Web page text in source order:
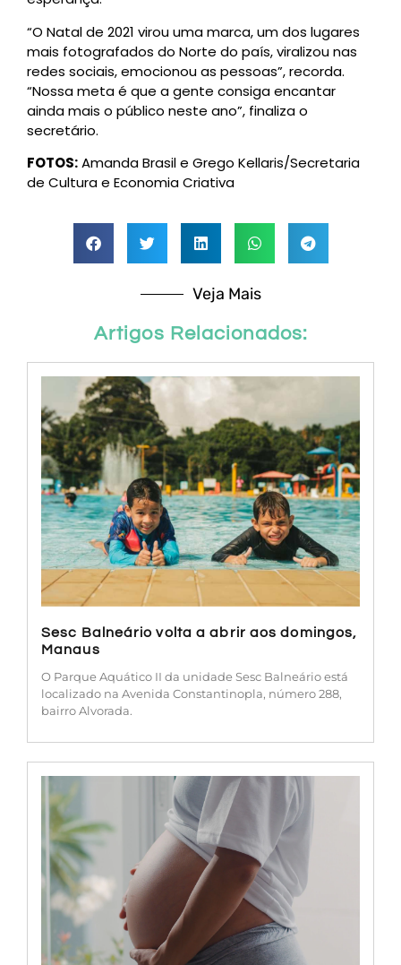
“O Natal de 2021 virou uma marca, um dos lugares
mais fotografados do Norte do país, viralizou nas
redes sociais, emocionou as pessoas”, recorda.
“Nossa meta é que a gente consiga encantar
ainda mais o público neste ano”, finaliza o
secretário.
FOTOS:Amanda Brasil e Grego Kellaris/Secretaria
de Cultura e Economia Criativa
Veja Mais
Artigos Relacionados:
Sesc Balneário volta a abrir aos domingos,
Manaus
O Parque Aquático II da unidade Sesc Balneário está
localizado na Avenida Constantinopla, número 288,
bairro Alvorada.